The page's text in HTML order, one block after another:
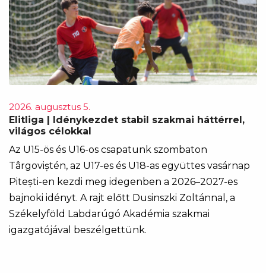
2026. augusztus 5.
Elitliga | Idénykezdet stabil szakmai háttérrel,
világos célokkal
Az U15-ös és U16-os csapatunk szombaton
Târgoviștén, az U17-es és U18-as együttes vasárnap
Pitești-en kezdi meg idegenben a 2026–2027-es
bajnoki idényt. A rajt előtt Dusinszki Zoltánnal, a
Székelyföld Labdarúgó Akadémia szakmai
igazgatójával beszélgettünk.